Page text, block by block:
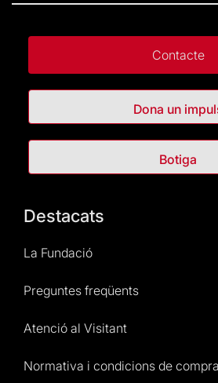
Contacte
Dona un
Botiga
Destacats
La Fundació
Preguntes freqüents
Atenció al Visitant
Normativa i condicions de compra